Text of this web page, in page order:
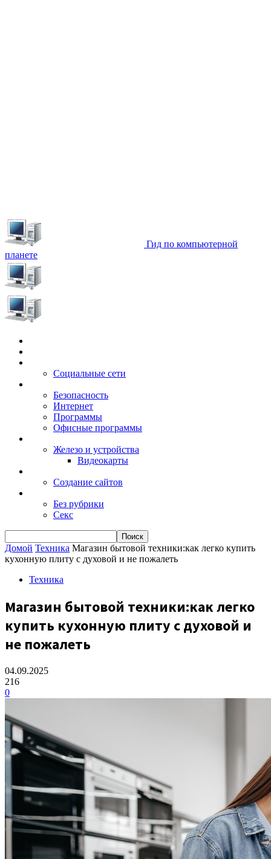
Гид по компьютерной
планете
Социальные сети
Безопасность
Интернет
Программы
Офисные программы
Железо и устройства
Видеокарты
Создание сайтов
Без рубрики
Секс
Домой Техника Магазин бытовой техники:как легко купить
кухонную плиту с духовой и не пожалеть
Техника
Магазин бытовой техники:как легко
купить кухонную плиту с духовой и
не пожалеть
04.09.2025
216
0